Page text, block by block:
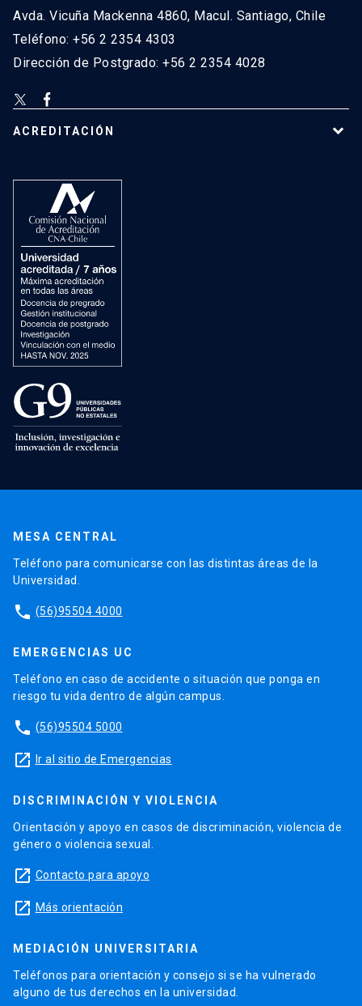
Avda. Vicuña Mackenna 4860, Macul. Santiago, Chile
Teléfono: +56 2 2354 4303
Dirección de Postgrado: +56 2 2354 4028
ACREDITACIÓN
MESA CENTRAL
Teléfono para comunicarse con las distintas áreas de la
Universidad.
phone (56)95504 4000
EMERGENCIAS UC
Teléfono en caso de accidente o situación que ponga en
riesgo tu vida dentro de algún campus.
phone (56)95504 5000
launch Ir al sitio de Emergencias
DISCRIMINACIÓN Y VIOLENCIA
Orientación y apoyo en casos de discriminación, violencia de
género o violencia sexual.
launch Contacto para apoyo
launch Más orientación
MEDIACIÓN UNIVERSITARIA
Teléfonos para orientación y consejo si se ha vulnerado
alguno de tus derechos en la universidad.